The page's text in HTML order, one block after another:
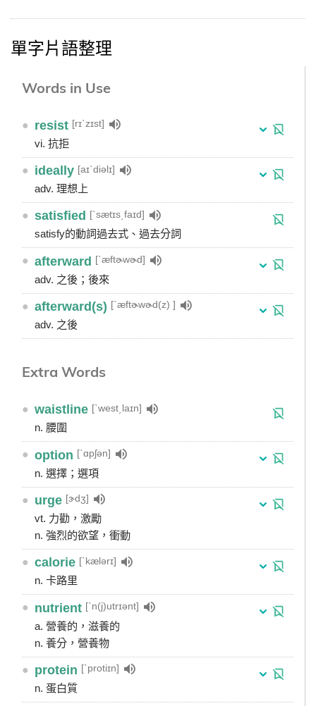
單字片語整理
Words in Use
● resist [rɪˋzɪst]
vi. 抗拒
● ideally [aɪˋdiəlɪ]
adv. 理想上
● satisfied [ˋsætɪs͵faɪd]
satisfy的動詞過去式、過去分詞
● afterward [ˋæftɚwɚd]
adv. 之後；後來
● afterward(s) [ˋæftɚwɚd(z) ]
adv. 之後
Extra Words
● waistline [ˋwest͵laɪn]
n. 腰圍
● option [ˋɑpʃən]
n. 選擇；選項
● urge [ɝdʒ]
vt. 力勸，激勵
n. 強烈的欲望，衝動
● calorie [ˋkælərɪ]
n. 卡路里
● nutrient [ˋn(j)utrɪənt]
a. 營養的，滋養的
n. 養分，營養物
● protein [ˋprotiɪn]
n. 蛋白質